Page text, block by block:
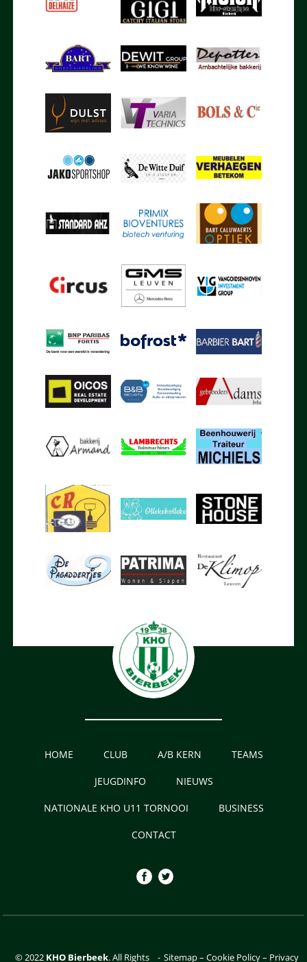
HOME CLUB A/B KERN TEAMS
JEUGDINFO NIEUWS
NATIONALE KHO U11 TORNOOI BUSINESS
CONTACT
© 2022 KHO Bierbeek. All Rights - Sitemap–Cookie Policy– Privacy